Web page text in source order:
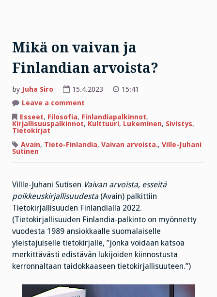
Mikä on vaivan ja
Finlandian arvoista?
by Juha Siro 15.4.2023
15:41
Leave a comment
on
vaivan
ja
arvoista?
Esseet, Filosofia, Finlandiapalkinnot,
Kirjallisuuspalkinnot, Kulttuuri, Lukeminen, Sivistys,
Tietokirjat
Avain, Tieto-Finlandia, Vaivan arvoista., Ville-Juhani
Sutinen
Villle-Juhani Sutisen Vaivan arvoista, esseitä
poikkeuskirjallisuudesta (Avain) palkittiin
Tietokirjallisuuden Finlandialla 2022.
(Tietokirjallisuuden Finlandia-palkinto on myönnetty
vuodesta 1989 ansiokkaalle suomalaiselle
yleistajuiselle tietokirjalle, ”jonka voidaan katsoa
merkittävästi edistävän lukijoiden kiinnostusta
kerronnaltaan taidokkaaseen tietokirjallisuuteen.”)